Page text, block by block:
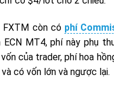
FXTM còn có phí
MT4, phí này phụ
của trader, phí hoa
có vốn lớn và ngược lại.